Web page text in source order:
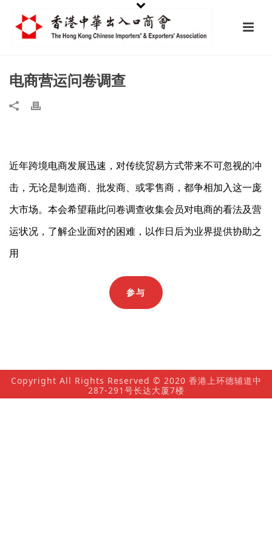
电商营运问卷调查
近年跨境电商发展迅速，对传统贸易方式带来不可忽视的冲
击，无论是制造商、批发商、或零售商，都争相加入这一庞
大市场。本会希望藉此问卷调查收集会员对电商的看法及营
运状况，了解企业面对的困难，以作日后为业界提供协助之
用
参与
Copyright All Rights Reserved © 2020 香港上环德辅道中
287-291号长达大厦7楼